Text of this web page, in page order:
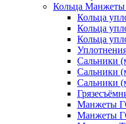
Кольца Манжеты
Кольца
Кольца
Кольца
Сальники
Сальники
Сальники
Манжеты
Манжеты